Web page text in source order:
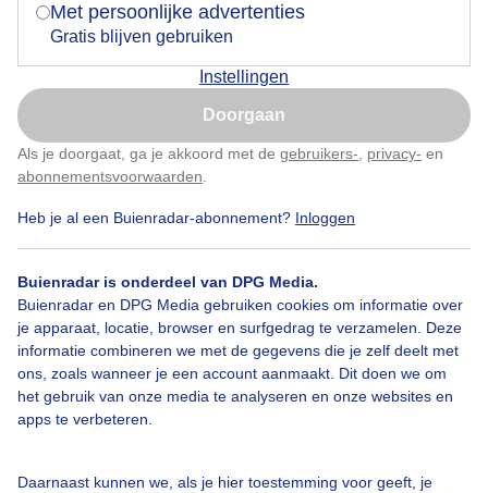
Met persoonlijke advertenties
Gratis blijven gebruiken
Instellingen
Doorgaan
Als je doorgaat, ga je akkoord met de gebruikers- privacy- en
abonnementsvoorwaarden
Heb je al een Buienradar-abonnement? Inloggen
Buienradar is onderdeel van DPG Media.
Buienradar en DPG Media gebruiken cookies om informatie over
je apparaat, locatie, browser en surfgedrag te verzamelen. Deze
informatie combineren we met de gegevens die je zelf deelt met
ons, zoals wanneer je een account aanmaakt. Dit doen we om
het gebruik van onze media te analyseren en onze websites en
apps te verbeteren.
Daarnaast kunnen we, als je hier toestemming voor geeft, je
Mooie ijsbladeren op de autoruit in Zuidhorn
vanmorgen
Door: Arnout Bolt Gemaakt: 10-02-2026, 21x bekeken
Bekijk slideshow
Nu niet, misschien later
Klik hierom dit aan te passen